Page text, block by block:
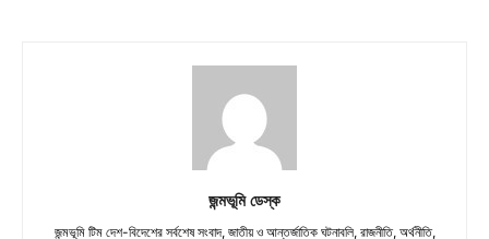
জন্মভূমি ডেস্ক
জন্মভূমি টিম দেশ-বিদেশের সর্বশেষ সংবাদ, জাতীয় ও আন্তর্জাতিক ঘটনাবলি, রাজনীতি, অর্থনীতি,